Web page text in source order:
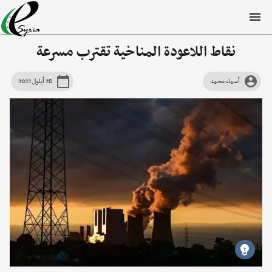
نقاط اللاعودة المناخية تقترب مسرعة
أسماء محمد 28 أيلول 2022